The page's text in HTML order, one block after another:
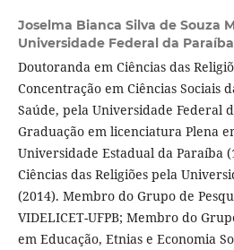
Joselma Bianca Silva de Souza
Universidade Federal da Paraíba
Doutoranda em Ciências das
Concentração em Ciências Sociais
Saúde, pela Universidade Federal
Graduação em licenciatura Plena
Universidade Estadual da Paraíba
Ciências das Religiões pela
(2014). Membro do Grupo de
VIDELICET-UFPB; Membro do
em Educação, Etnias e Economia